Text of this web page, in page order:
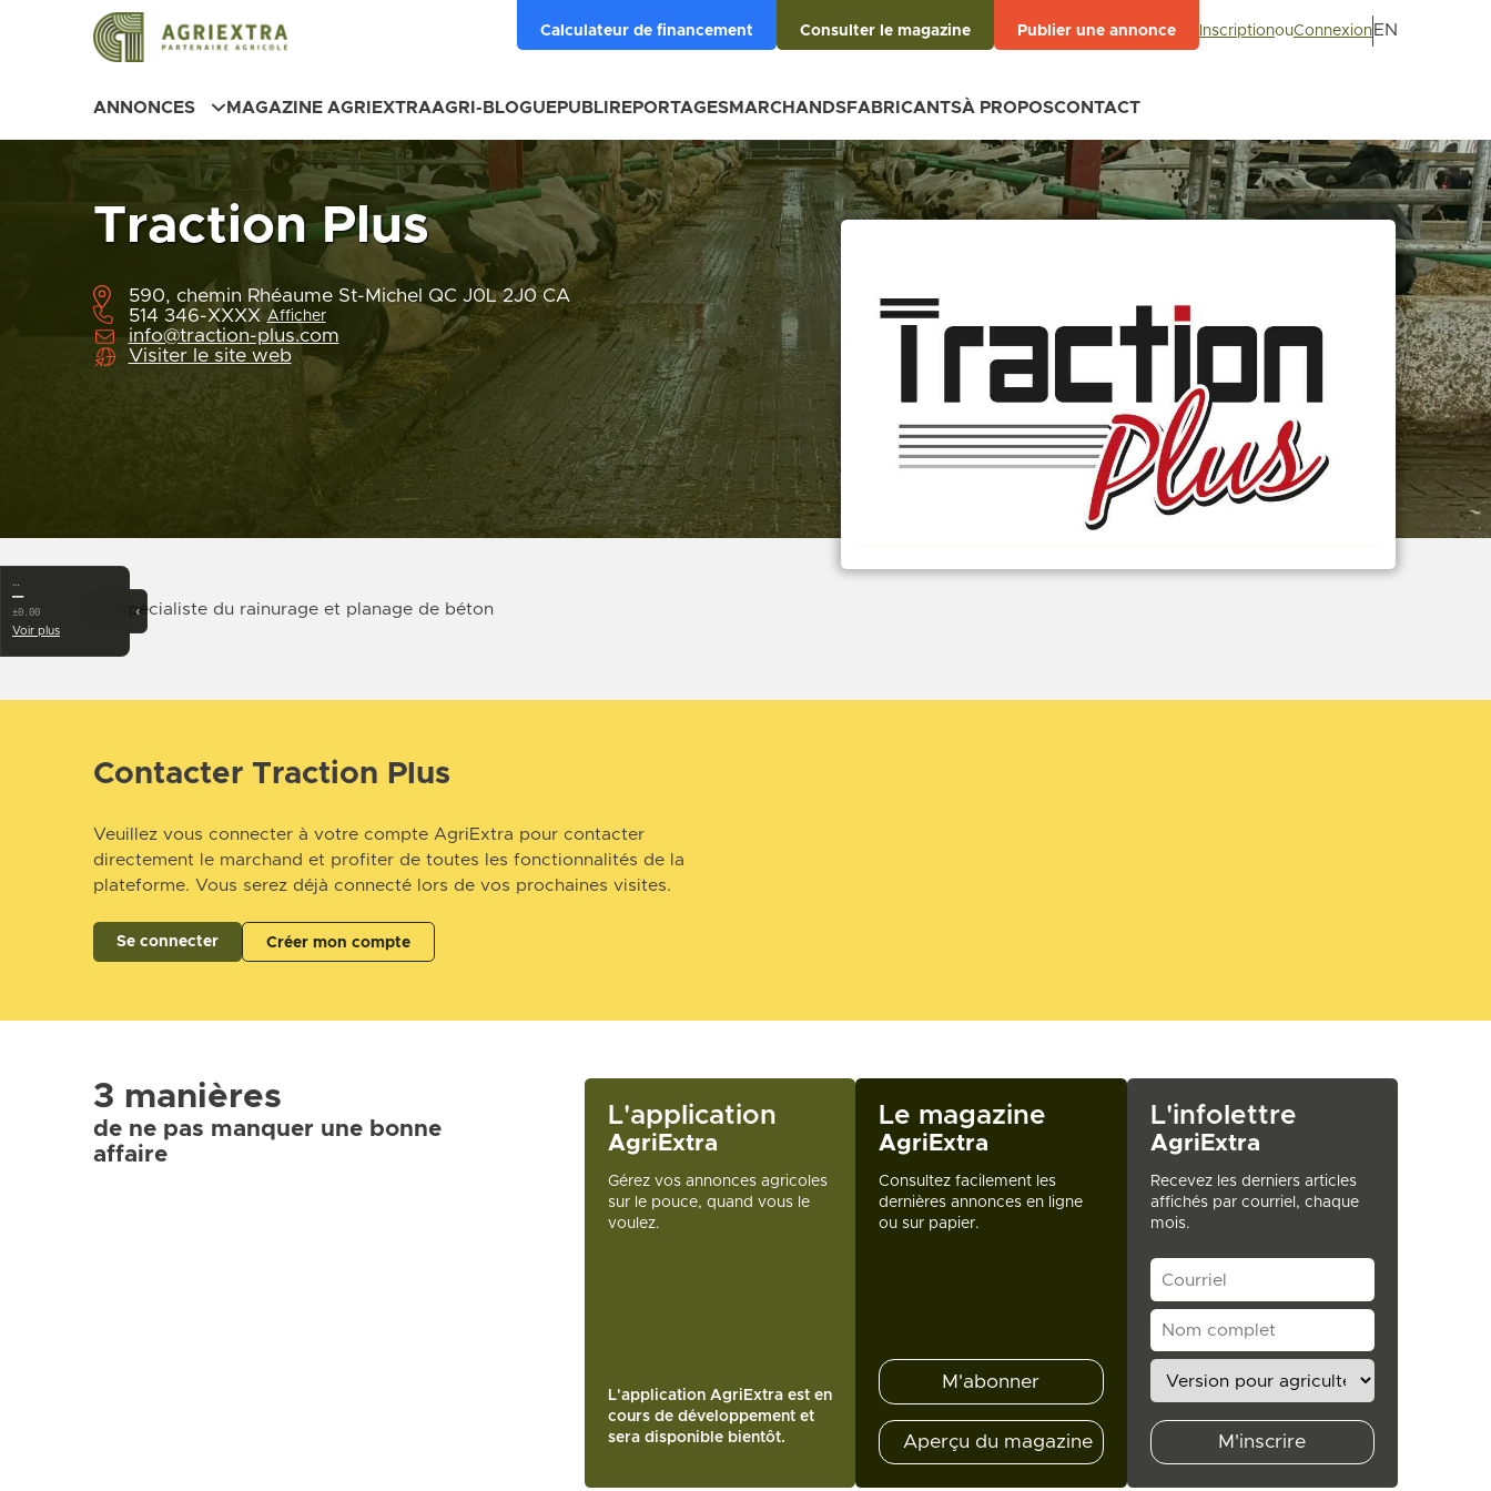
Calculateur de financement Consulter le magazine Publier une annonce InscriptionouConnexion EN
ANNONCES MAGAZINE AGRIEXTRAAGRI-BLOGUEPUBLIREPORTAGESMARCHANDSFABRICANTSÀ PROPOSCONTACT
Traction Plus
590, chemin Rhéaume St-Michel QC J0L 2J0 CA
514 346-XXXX Afficher
info@traction-plus.com
Visiter le site web
Le spécialiste du rainurage et planage de béton
Contacter Traction Plus
Veuillez vous connecter à votre compte AgriExtra pour contacter
directement le marchand et profiter de toutes les fonctionnalités de la
plateforme. Vous serez déjà connecté lors de vos prochaines visites.
Se connecter Créer mon compte
3 manières
de ne pas manquer une bonne
affaire
L'application
AgriExtra
Gérez vos annonces agricoles
sur le pouce, quand vous le
voulez.
L'application AgriExtra est en
cours de développement et
sera disponible bientôt.
Le magazine
AgriExtra
Consultez facilement les
dernières annonces en ligne
ou sur papier.
M'abonner
Aperçu du magazine
L'infolettre
AgriExtra
Recevez les derniers articles
affichés par courriel, chaque
mois.
M'inscrire
‹
…
—
±0.00
Voir plus